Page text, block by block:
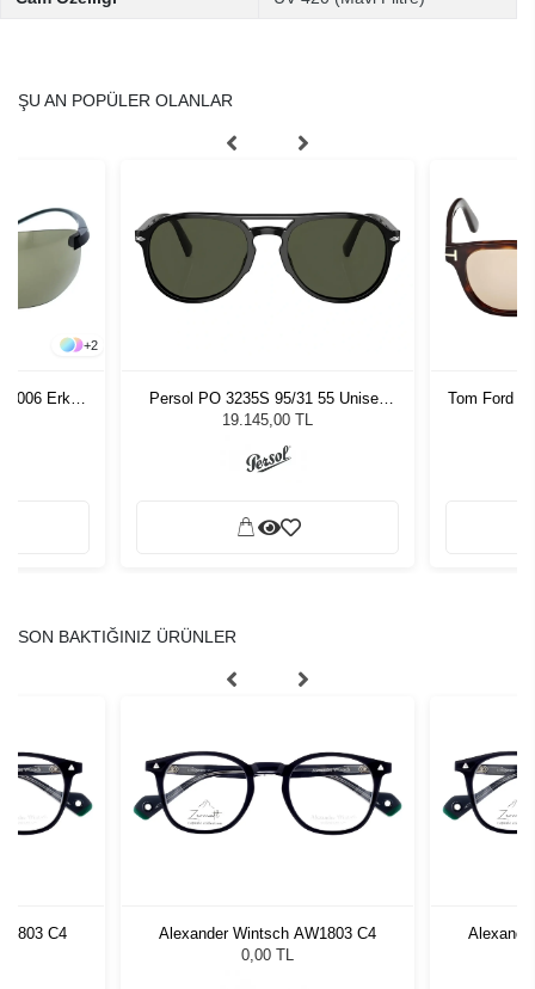
ŞU AN POPÜLER OLANLAR
+2
Erkek
Persol PO 3235S 95/31 55 Unisex
Güneş Gözlüğü
19.145,00 TL
Tom Ford
SON BAKTIĞINIZ ÜRÜNLER
C4
Alexander Wintsch AW1803 C4
0,00 TL